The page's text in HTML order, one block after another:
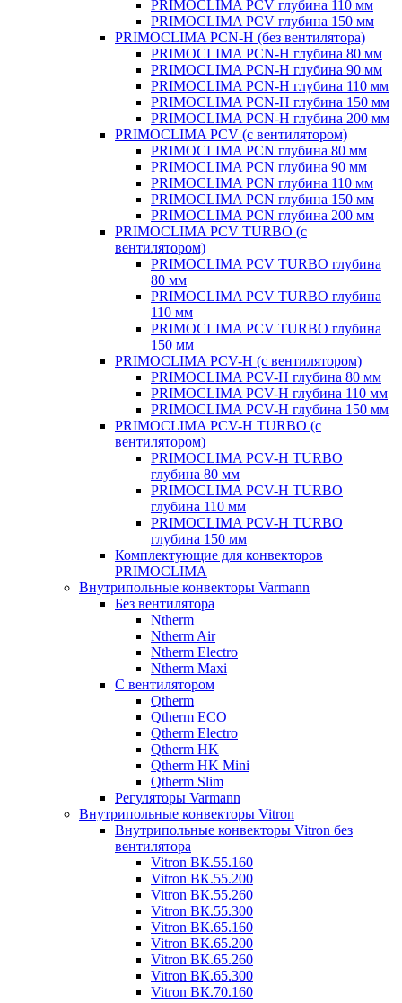
PRIMOCLIMA PCV глубина 110 мм
PRIMOCLIMA PCV глубина 150 мм
PRIMOCLIMA PCN-H (без вентилятора)
PRIMOCLIMA PCN-H глубина 80 мм
PRIMOCLIMA PCN-H глубина 90 мм
PRIMOCLIMA PCN-H глубина 110 мм
PRIMOCLIMA PCN-H глубина 150 мм
PRIMOCLIMA PCN-H глубина 200 мм
PRIMOCLIMA PCV (c вентилятором)
PRIMOCLIMA PCN глубина 80 мм
PRIMOCLIMA PCN глубина 90 мм
PRIMOCLIMA PCN глубина 110 мм
PRIMOCLIMA PCN глубина 150 мм
PRIMOCLIMA PCN глубина 200 мм
PRIMOCLIMA PCV TURBO (c
вентилятором)
PRIMOCLIMA PCV TURBO глубина
80 мм
PRIMOCLIMA PCV TURBO глубина
110 мм
PRIMOCLIMA PCV TURBO глубина
150 мм
PRIMOCLIMA PCV-H (c вентилятором)
PRIMOCLIMA PCV-H глубина 80 мм
PRIMOCLIMA PCV-H глубина 110 мм
PRIMOCLIMA PCV-H глубина 150 мм
PRIMOCLIMA PCV-H TURBO (c
вентилятором)
PRIMOCLIMA PCV-H TURBO
глубина 80 мм
PRIMOCLIMA PCV-H TURBO
глубина 110 мм
PRIMOCLIMA PCV-H TURBO
глубина 150 мм
Комплектующие для конвекторов
PRIMOCLIMA
Внутрипольные конвекторы Varmann
Без вентилятора
Ntherm
Ntherm Air
Ntherm Electro
Ntherm Maxi
С вентилятором
Qtherm
Qtherm ECO
Qtherm Electro
Qtherm HK
Qtherm HK Mini
Qtherm Slim
Регуляторы Varmann
Внутрипольные конвекторы Vitron
Внутрипольные конвекторы Vitron без
вентилятора
Vitron ВК.55.160
Vitron ВК.55.200
Vitron ВК.55.260
Vitron ВК.55.300
Vitron ВК.65.160
Vitron ВК.65.200
Vitron ВК.65.260
Vitron ВК.65.300
Vitron ВК.70.160